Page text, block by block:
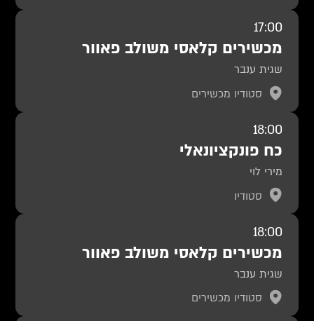
17:00
מכשירים קלאסי משולב פאוור
שגית ענבר
סטודיו מכשירים
18:00
כח פונקציונאלי
מירי לוי
סטודיו
18:00
מכשירים קלאסי משולב פאוור
שגית ענבר
סטודיו מכשירים